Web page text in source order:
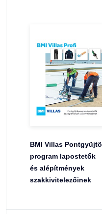
BMI Villas Pontgyüjtö
program lapostetők
és alépítmények
szakkivitelezőinek